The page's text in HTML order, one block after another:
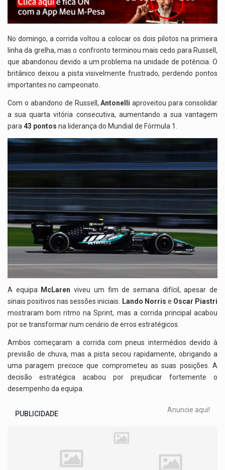
No domingo, a corrida voltou a colocar os dois pilotos na primeira
linha da grelha, mas o confronto terminou mais cedo para Russell,
que abandonou devido a um problema na unidade de potência. O
britânico deixou a pista visivelmente frustrado, perdendo pontos
importantes no campeonato.
Com o abandono de Russell,Antonelli aproveitou para consolidar
a sua quarta vitória consecutiva, aumentando a sua vantagem
para 43 pontos na liderança do Mundial de Fórmula 1.
A equipa McLaren viveu um fim de semana difícil, apesar de
sinais positivos nas sessões iniciais.
Lando Norris e Oscar Piastri
mostraram bom ritmo na Sprint, mas a corrida principal acabou
por se transformar num cenário de erros estratégicos.
Ambos começaram a corrida com pneus intermédios devido à
previsão de chuva, mas a pista secou rapidamente, obrigando a
uma paragem precoce que comprometeu as suas posições. A
decisão estratégica acabou por prejudicar fortemente o
desempenho da equipa.
PUBLICIDADE Anuncie aqui!